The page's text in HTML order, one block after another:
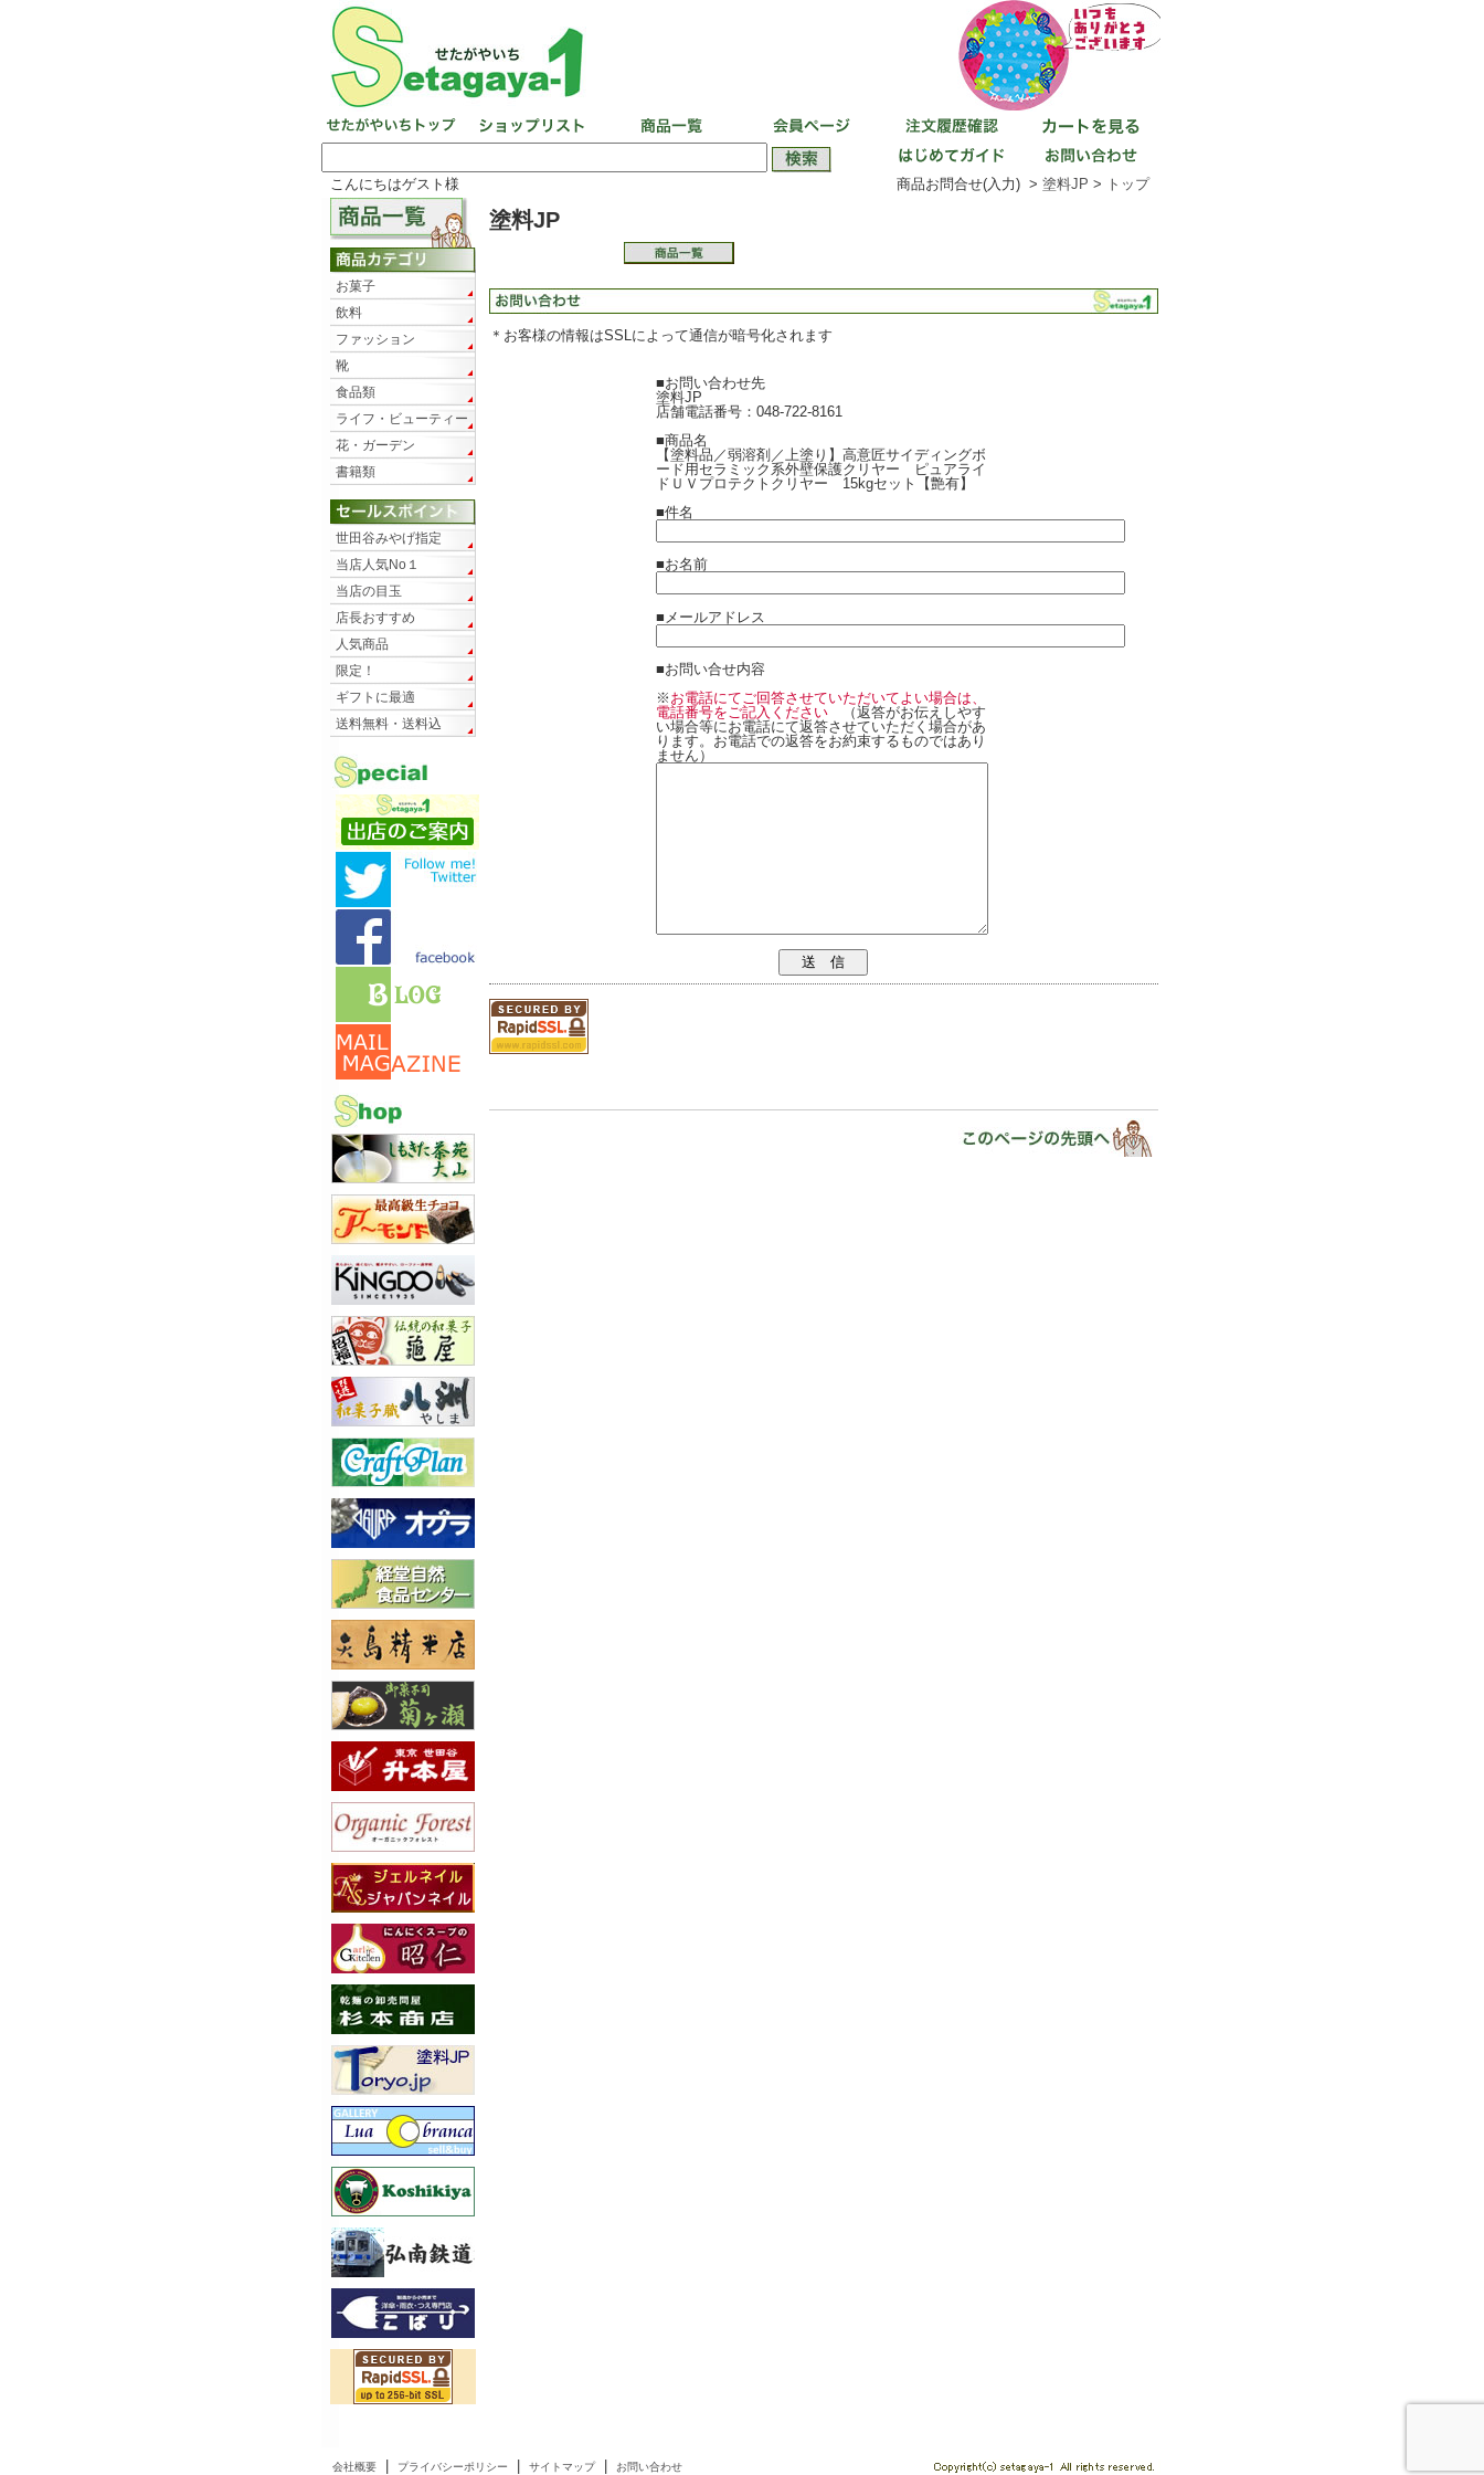
こんにちはゲスト様 商品お問合せ(入力) > 塗料JP > トップ
塗料JP
＊お客様の情報はSSLによって通信が暗号化されます
■お問い合わせ先
塗料JP
店舗電話番号：048-722-8161
■商品名
【塗料品／弱溶剤／上塗り】高意匠サイディングボ
ード用セラミック系外壁保護クリヤー ピュアライ
ドＵＶプロテクトクリヤー 15kgセット【艶有】
■件名
■お名前
■メールアドレス
■お問い合せ内容
※ お電話にてご回答させていただいてよい場合は、
電話番号をご記入ください （返答がお伝えしやす
い場合等にお電話にて返答させていただく場合があ
ります。お電話での返答をお約束するものではあり
ません）
送 信
お菓子
飲料
ファッション
靴
食品類
ライフ・ビューティー
花・ガーデン
書籍類
世田谷みやげ指定
当店人気No１
当店の目玉
店長おすすめ
人気商品
限定！
ギフトに最適
送料無料・送料込
会社概要| プライバシーポリシー サイトマップ| お問い合わせ